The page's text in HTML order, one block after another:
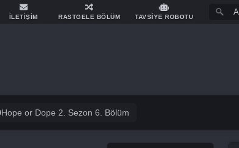
İLETİŞİM RASTGELE BÖLÜM TAVSİYE ROBOTU
Hope or Dope 2. Sezon 6. Bölüm